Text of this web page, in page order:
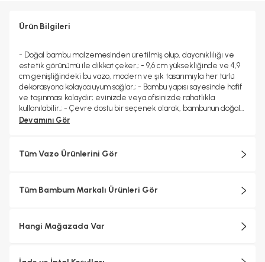
Ürün Bilgileri
- Doğal bambu malzemesinden üretilmiş olup, dayanıklılığı ve
estetik görünümü ile dikkat çeker.; - 9,6 cm yüksekliğinde ve 4,9
cm genişliğindeki bu vazo, modern ve şık tasarımıyla her türlü
dekorasyona kolayca uyum sağlar.; - Bambu yapısı sayesinde hafif
ve taşınması kolaydır; evinizde veya ofisinizde rahatlıkla
kullanılabilir.; - Çevre dostu bir seçenek olarak, bambunun doğal
özellikleriyle sürdürülebilir bir yaşam tarzını destekler.;
Devamını Gör
Tüm Vazo Ürünlerini Gör
Tüm Bambum Markalı Ürünleri Gör
Hangi Mağazada Var